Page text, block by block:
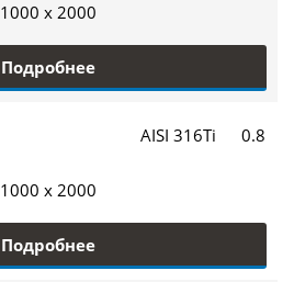
1000 x 2000
Подробнее
AISI 316Ti 0.8
1000 x 2000
Подробнее